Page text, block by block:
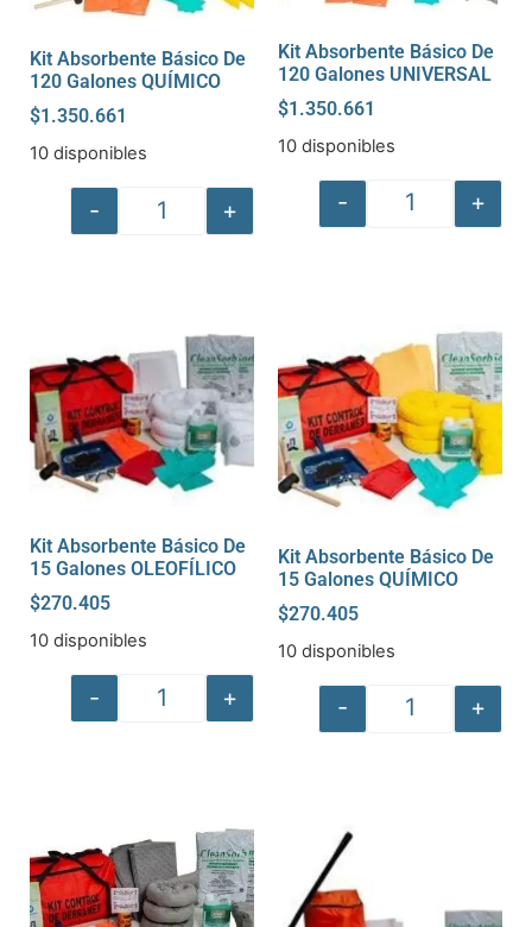
Kit Absorbente Básico De
120 Galones QUÍMICO
$1.350.661
10 disponibles
- +
Kit Absorbente Básico De
120 Galones UNIVERSAL
$1.350.661
10 disponibles
- +
Kit Absorbente Básico De
15 Galones OLEOFÍLICO
$270.405
10 disponibles
- +
Kit Absorbente Básico De
15 Galones QUÍMICO
$270.405
10 disponibles
- +